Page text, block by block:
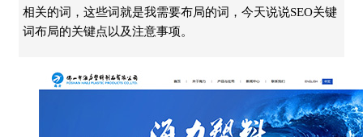
相关的词，这些词就是我需要布局的词，今天说说SEO关键
词布局的关键点以及注意事项。